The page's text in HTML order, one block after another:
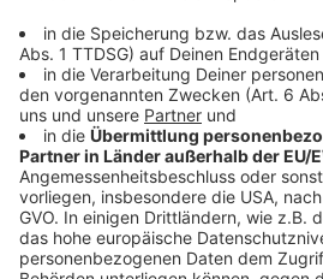
Zugeparkte Gehwege in
helfen
Anzeige